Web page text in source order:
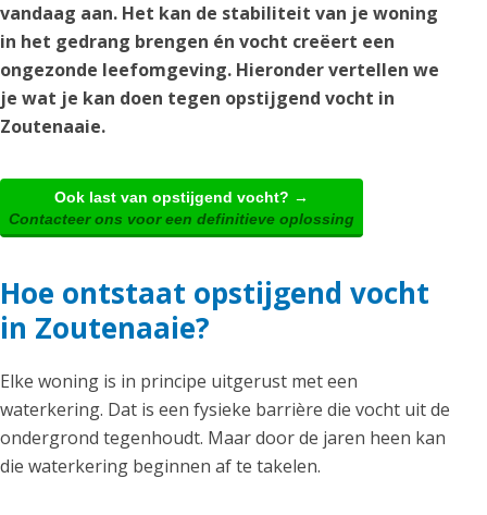
vandaag aan. Het kan de stabiliteit van je woning
in het gedrang brengen én vocht creëert een
ongezonde leefomgeving. Hieronder vertellen we
je wat je kan doen tegen opstijgend vocht in
Zoutenaaie.
Ook last van opstijgend vocht? →
Contacteer ons voor een definitieve oplossing
Hoe ontstaat opstijgend vocht
in Zoutenaaie?
Elke woning is in principe uitgerust met een
waterkering. Dat is een fysieke barrière die vocht uit de
ondergrond tegenhoudt. Maar door de jaren heen kan
die waterkering beginnen af te takelen.